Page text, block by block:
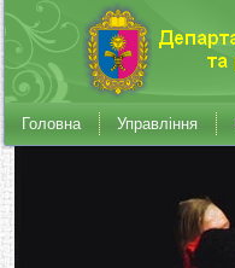
Головна Управління